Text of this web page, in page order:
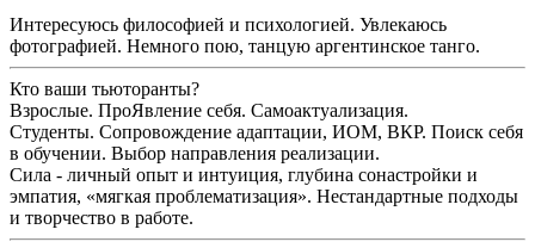
Интересуюсь философией и психологией. Увлекаюсь
фотографией. Немного пою, танцую аргентинское танго.
Кто ваши тьюторанты?
Взрослые. ПроЯвление себя. Самоактуализация.
Студенты. Сопровождение адаптации, ИОМ, ВКР. Поиск себя
в обучении. Выбор направления реализации.
Сила - личный опыт и интуиция, глубина сонастройки и
эмпатия, «мягкая проблематизация». Нестандартные подходы
и творчество в работе.